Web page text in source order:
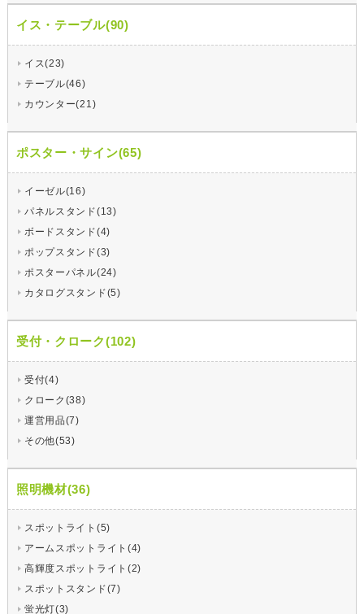
イス・テーブル(90)
イス(23)
テーブル(46)
カウンター(21)
ポスター・サイン(65)
イーゼル(16)
パネルスタンド(13)
ボードスタンド(4)
ポップスタンド(3)
ポスターパネル(24)
カタログスタンド(5)
受付・クローク(102)
受付(4)
クローク(38)
運営用品(7)
その他(53)
照明機材(36)
スポットライト(5)
アームスポットライト(4)
高輝度スポットライト(2)
スポットスタンド(7)
蛍光灯(3)